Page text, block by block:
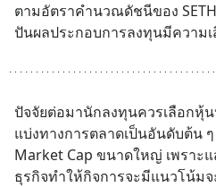
ตามอัตราคำนวณดัชนีของ
ปันผลประกอบการลงทุนมีความเ
ปัจจัยต่อมานักลงทุนควรเลือกหุ้
แบ่งทางการตลาดเป็นอันดับต้น
Market Cap ขนาดใหญ่ เพราะ
ธุรกิจทำให้กิจการจะมีแนวโน้ม